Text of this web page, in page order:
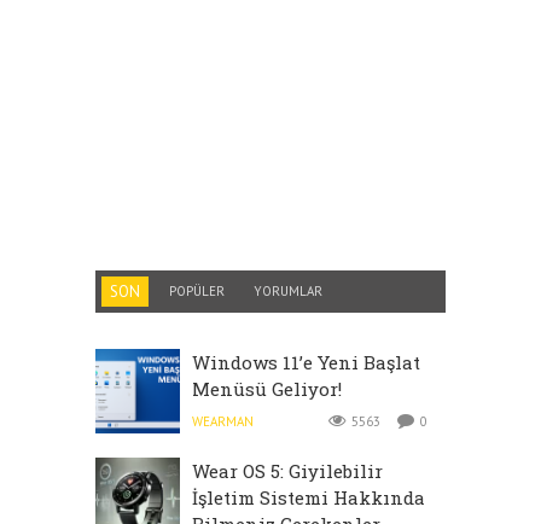
SON POPÜLER YORUMLAR
Windows 11’e Yeni Başlat
Menüsü Geliyor!
WEARMAN 5563 0
Wear OS 5: Giyilebilir
İşletim Sistemi Hakkında